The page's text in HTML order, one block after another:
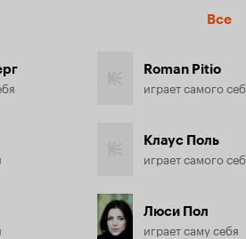
Все
Roman Pitio
играет самого
Клаус Поль
играет самого
Люси Пол
играет саму себя